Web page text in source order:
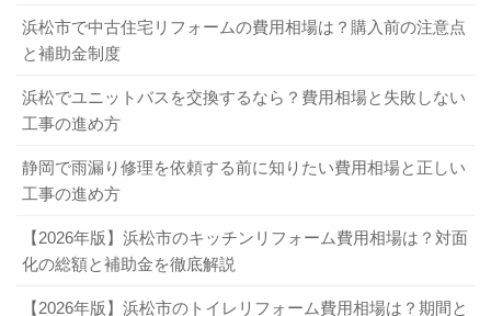
浜松市で中古住宅リフォームの費用相場は？購入前の注意点
と補助金制度
浜松でユニットバスを交換するなら？費用相場と失敗しない
工事の進め方
静岡で雨漏り修理を依頼する前に知りたい費用相場と正しい
工事の進め方
【2026年版】浜松市のキッチンリフォーム費用相場は？対面
化の総額と補助金を徹底解説
【2026年版】浜松市のトイレリフォーム費用相場は？期間と